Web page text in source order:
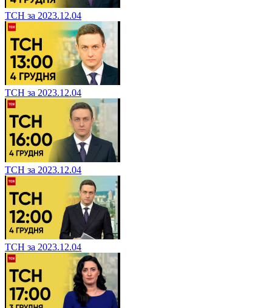
ТСН за 2023.12.04
ТСН за 2023.12.04
ТСН за 2023.12.04
ТСН за 2023.12.04